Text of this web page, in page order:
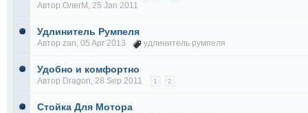
Автор ОлегМ , 25 Jan 2011
Удлинитель Румпеля
Автор zan, 05 Apr 2013 удлинитель румпеля
Удобно и комфортно
Автор Dragon, 28 Sep 2011 1 2
Стойка Для Мотора